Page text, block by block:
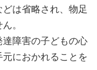
は省略され、物足
。
障害の子どもの心
におかれることを